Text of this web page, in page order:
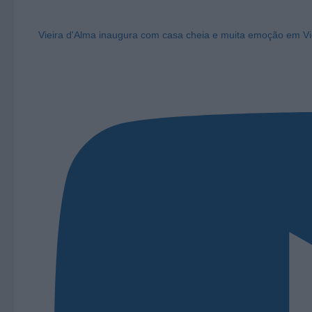
Vieira d'Alma inaugura com casa cheia e muita emoção em